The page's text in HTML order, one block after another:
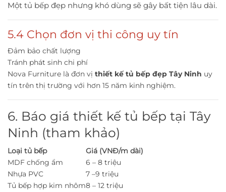
Một tủ bếp đẹp nhưng khó dùng sẽ gây bất tiện lâu dài.
5.4 Chọn đơn vị thi công uy tín
Đảm bảo chất lượng
Tránh phát sinh chi phí
Nova Furniture là đơn vị thiết kế tủ bếp đẹp Tây Ninh uy
tín trên thị trường với hơn 15 năm kinh nghiệm.
6. Báo giá thiết kế tủ bếp tại Tây
Ninh (tham khảo)
Loại tủ bếp
Giá (VNĐ/m dài)
MDF chống ẩm
6 – 8 triệu
Nhựa PVC
7 –9 triệu
Tủ bếp hợp kim nhôm8 – 12 triệu